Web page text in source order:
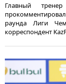
Главный
раунда Лиги
корреспондент